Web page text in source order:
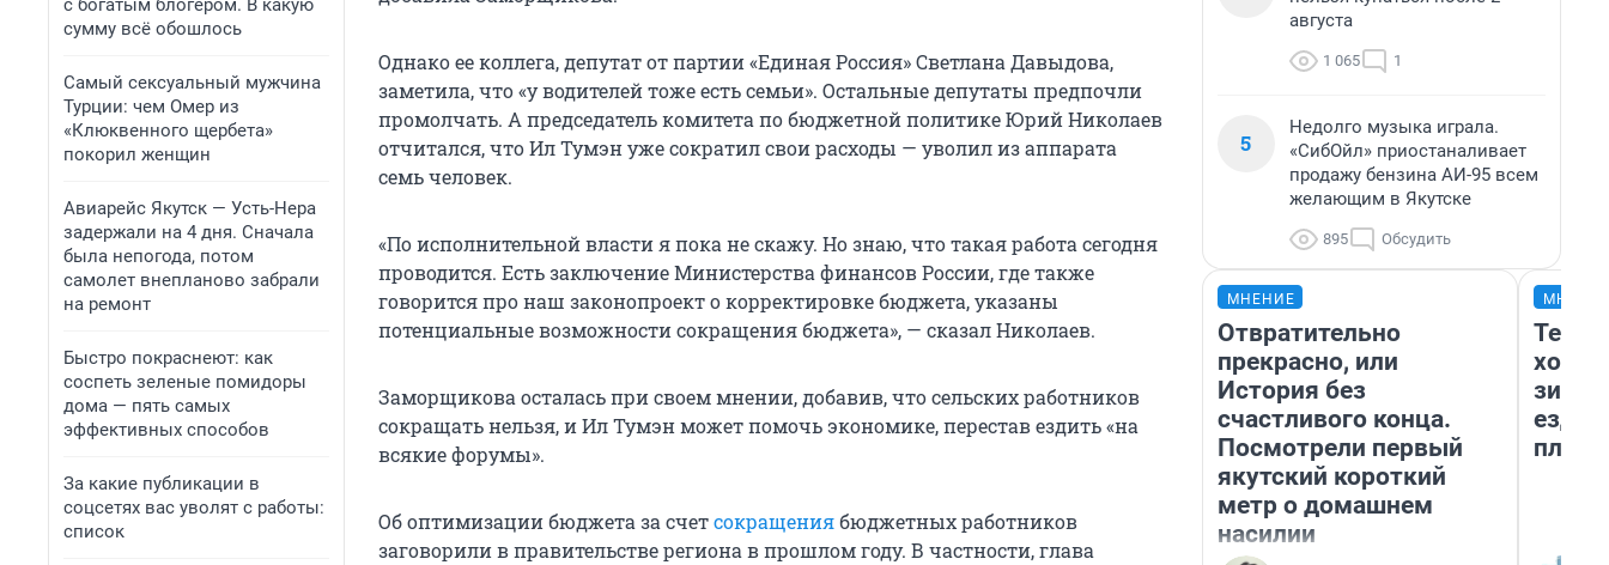
с богатым блогером. В какую
сумму всё обошлось
Самый сексуальный мужчина
Турции: чем Омер из
«Клюквенного щербета»
покорил женщин
Авиарейс Якутск — Усть-Нера
задержали на 4 дня. Сначала
была непогода, потом
самолет внепланово забрали
на ремонт
Быстро покраснеют: как
соспеть зеленые помидоры
дома — пять самых
эффективных способов
За какие публикации в
соцсетях вас уволят с работы:
список
Однако ее коллега, депутат от партии «Единая Россия» Светлана Давыдова,
заметила, что «у водителей тоже есть семьи». Остальные депутаты предпочли
промолчать. А председатель комитета по бюджетной политике Юрий Николаев
отчитался, что Ил Тумэн уже сократил свои расходы — уволил из аппарата
семь человек.
«По исполнительной власти я пока не скажу. Но знаю, что такая работа сегодня
проводится. Есть заключение Министерства финансов России, где также
говорится про наш законопроект о корректировке бюджета, указаны
потенциальные возможности сокращения бюджета», — сказал Николаев.
Заморщикова осталась при своем мнении, добавив, что сельских работников
сокращать нельзя, и Ил Тумэн может помочь экономике, перестав ездить «на
всякие форумы».
Об оптимизации бюджета за счетсокращениябюджетных работников
заговорили в правительстве региона в прошлом году. В частности, глава
августа
1 065 1
5
Недолго музыка играла.
«СибОйл» приостаналивает
продажу бензина АИ-95 всем
желающим в Якутске
895 Обсудить
МНЕНИЕ
Отвратительно
прекрасно, или
История без
счастливого конца.
Посмотрели первый
якутский короткий
метр о домашнем
насилии
ездит